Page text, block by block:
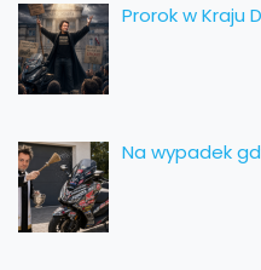
Prorok w Kraju
Na wypadek